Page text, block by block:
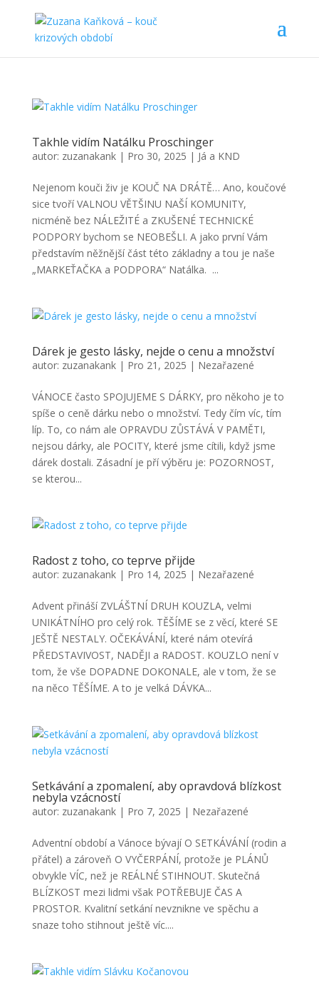
Takhle vidím Natálku Proschinger
autor: zuzanakank| Pro 30, 2025 | Já a KND
Nejenom kouči živ je KOUČ NA DRÁTĚ… Ano, koučové
sice tvoří VALNOU VĚTŠINU NAŠÍ KOMUNITY,
nicméně bez NÁLEŽITÉ a ZKUŠENÉ TECHNICKÉ
PODPORY bychom se NEOBEŠLI. A jako první Vám
představím něžnější část této základny a tou je naše
„MARKEŤAČKA a PODPORA“ Natálka. ...
Dárek je gesto lásky, nejde o cenu a množství
autor: zuzanakank| Pro 21, 2025 | Nezařazené
VÁNOCE často SPOJUJEME S DÁRKY, pro někoho je to
spíše o ceně dárku nebo o množství. Tedy čím víc, tím
líp. To, co nám ale OPRAVDU ZŮSTÁVÁ V PAMĚTI,
nejsou dárky, ale POCITY, které jsme cítili, když jsme
dárek dostali. Zásadní je pří výběru je: POZORNOST,
se kterou...
Radost z toho, co teprve přijde
autor: zuzanakank| Pro 14, 2025 | Nezařazené
Advent přináší ZVLÁŠTNÍ DRUH KOUZLA, velmi
UNIKÁTNÍHO pro celý rok. TĚŠÍME se z věcí, které SE
JEŠTĚ NESTALY. OČEKÁVÁNÍ, které nám otevírá
PŘEDSTAVIVOST, NADĚJI a RADOST. KOUZLO není v
tom, že vše DOPADNE DOKONALE, ale v tom, že se
na něco TĚŠÍME. A to je velká DÁVKA...
Setkávání a zpomalení, aby opravdová blízkost
nebyla vzácností
autor: zuzanakank| Pro 7, 2025 | Nezařazené
Adventní období a Vánoce bývají O SETKÁVÁNÍ (rodin a
přátel) a zároveň O VYČERPÁNÍ, protože je PLÁNŮ
obvykle VÍC, než je REÁLNÉ STIHNOUT. Skutečná
BLÍZKOST mezi lidmi však POTŘEBUJE ČAS A
PROSTOR. Kvalitní setkání nevznikne ve spěchu a
snaze toho stihnout ještě víc....